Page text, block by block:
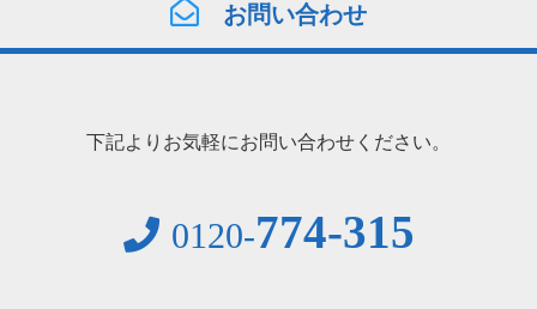
お問い合わせ
下記よりお気軽にお問い合わせください。
0120-774-315